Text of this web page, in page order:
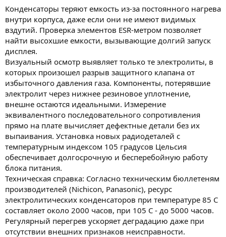
Конденсаторы теряют емкость из-за постоянного нагрева
внутри корпуса, даже если они не имеют видимых
вздутий. Проверка элементов ESR-метром позволяет
найти высохшие емкости, вызывающие долгий запуск
дисплея.
Визуальный осмотр выявляет только те электролиты, в
которых произошел разрыв защитного клапана от
избыточного давления газа. Компоненты, потерявшие
электролит через нижнее резиновое уплотнение,
внешне остаются идеальными. Измерение
эквивалентного последовательного сопротивления
прямо на плате вычисляет дефектные детали без их
выпаивания. Установка новых радиодеталей с
температурным индексом 105 градусов Цельсия
обеспечивает долгосрочную и бесперебойную работу
блока питания.
Техническая справка: Согласно техническим бюллетеням
производителей (Nichicon, Panasonic), ресурс
электролитических конденсаторов при температуре 85 C
составляет около 2000 часов, при 105 C - до 5000 часов.
Регулярный перегрев ускоряет деградацию даже при
отсутствии внешних признаков неисправности.